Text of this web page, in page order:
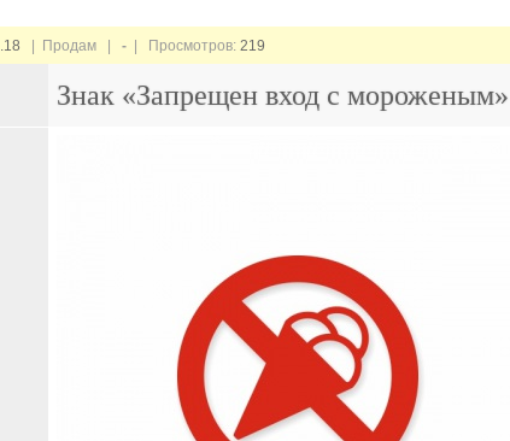
| Продам | - | Просмотров: 219
Знак «Запрещен вход с мороженым»